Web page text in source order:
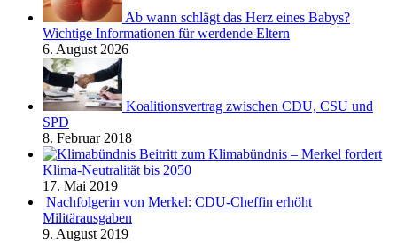
Ab wann schlägt das Herz eines Babys?
Wichtige Informationen für werdende Eltern
6. August 2026
Koalitionsvertrag zwischen CDU, CSU und
SPD
8. Februar 2018
Beitritt zum Klimabündnis – Merkel fordert
Klima-Neutralität bis 2050
17. Mai 2019
Nachfolgerin von Merkel: CDU-Cheffin erhöht
Militärausgaben
9. August 2019